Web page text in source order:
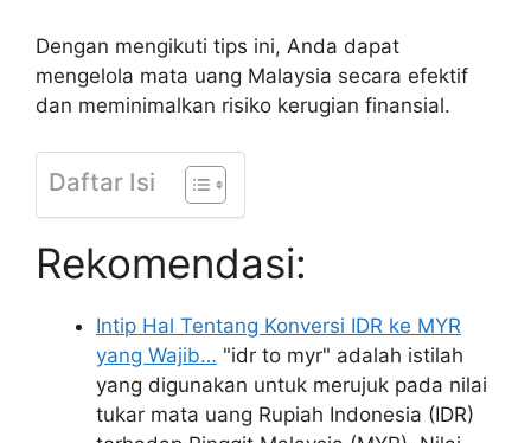
Dengan mengikuti tips ini, Anda dapat
mengelola mata uang Malaysia secara efektif
dan meminimalkan risiko kerugian finansial.
Daftar Isi
Rekomendasi:
Intip Hal Tentang Konversi IDR ke MYR
yang Wajib… "idr to myr" adalah istilah
yang digunakan untuk merujuk pada nilai
tukar mata uang Rupiah Indonesia (IDR)